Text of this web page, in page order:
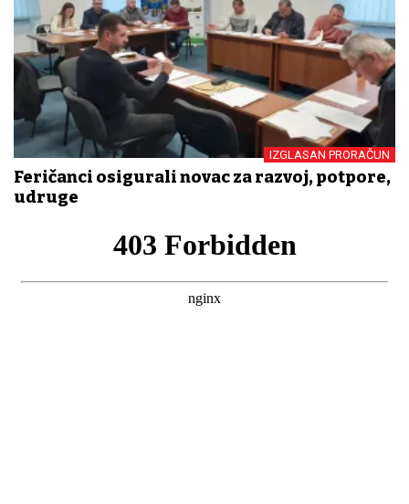
IZGLASAN PRORAČUN
Feričanci osigurali novac za razvoj, potpore,
udruge